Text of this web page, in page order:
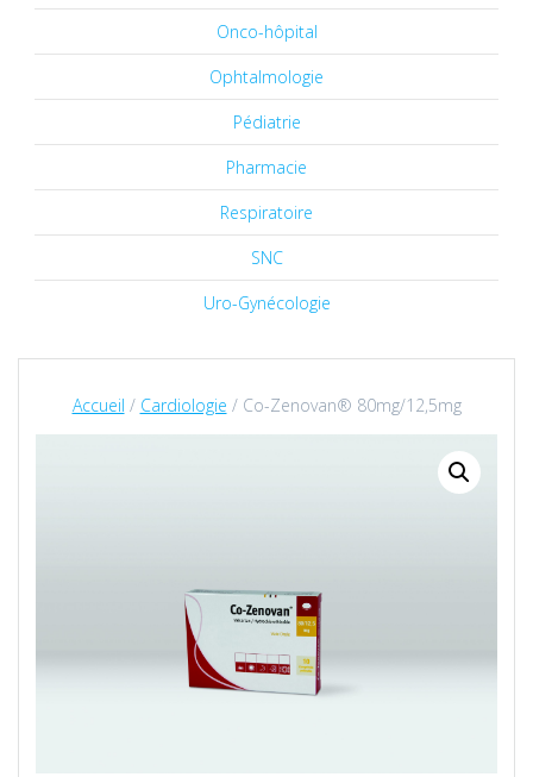
Onco-hôpital
Ophtalmologie
Pédiatrie
Pharmacie
Respiratoire
SNC
Uro-Gynécologie
Accueil / Cardiologie / Co-Zenovan® 80mg/12,5mg